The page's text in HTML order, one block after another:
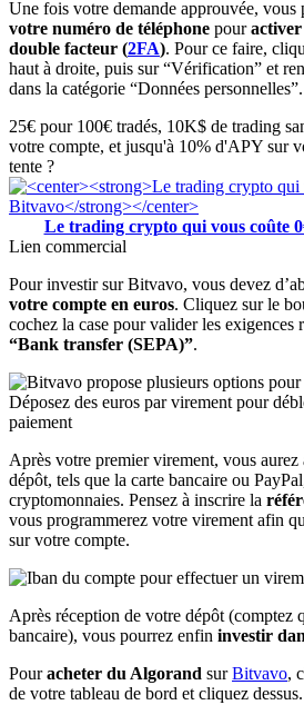
Une fois votre demande approuvée, vous
votre numéro de téléphone pour
double facteur (2FA). Pour ce faire,
haut à droite, puis sur “Vérification” et
dans la catégorie “Données personnelles”.
25€ pour 100€ tradés, 10K$ de trading
votre compte, et jusqu'à 10% d'APY sur
tente ?
Le trading crypto qui vous coûte
Lien commercial
Pour investir sur Bitvavo, vous devez
votre compte en euros. Cliquez sur le
cochez la case pour valider les exigences
“Bank transfer (SEPA)”.
Déposez des euros par virement pour
paiement
Après votre premier virement, vous aurez
dépôt, tels que la carte bancaire ou
cryptomonnaies. Pensez à inscrire la
vous programmerez votre virement afin
sur votre compte.
Après réception de votre dépôt (comptez
bancaire), vous pourrez enfin investir
Pouracheter du Algorand surBitvavo,
de votre tableau de bord et cliquez dessus.